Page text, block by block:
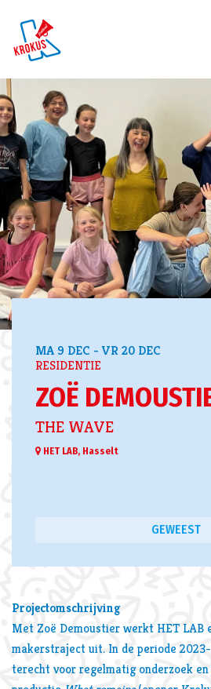
ZOË
THE WAVE
RESIDENTIE
MA 9 DEC -VR 20 DEC
HET LAB, Hasselt
GEWEEST
Projectomschrijving
Met Zoë Demoustier werkt HET LAB
makerstraject uit. In de periode
terecht voor regelmatig onderzoek en